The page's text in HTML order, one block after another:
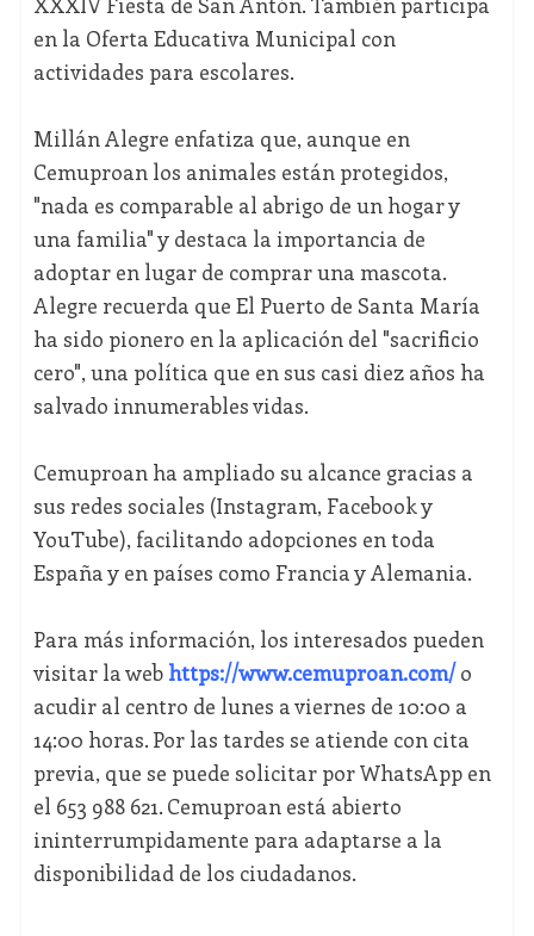
en la Oferta Educativa Municipal con
actividades para escolares.
Millán Alegre enfatiza que, aunque en
Cemuproan los animales están protegidos,
"nada es comparable al abrigo de un hogar y
una familia" y destaca la importancia de
adoptar en lugar de comprar una mascota.
Alegre recuerda que El Puerto de Santa María
ha sido pionero en la aplicación del "sacrificio
cero", una política que en sus casi diez años ha
salvado innumerables vidas.
Cemuproan ha ampliado su alcance gracias a
sus redes sociales (Instagram, Facebook y
YouTube), facilitando adopciones en toda
España y en países como Francia y Alemania.
Para más información, los interesados pueden
visitar la web https://www.cemuproan.com/o
acudir al centro de lunes a viernes de 10:00 a
14:00 horas. Por las tardes se atiende con cita
previa, que se puede solicitar por WhatsApp en
el 653 988 621. Cemuproan está abierto
ininterrumpidamente para adaptarse a la
disponibilidad de los ciudadanos.